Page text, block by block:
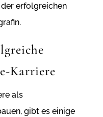
erfolgreichen
Karriere
als
gibt es einige